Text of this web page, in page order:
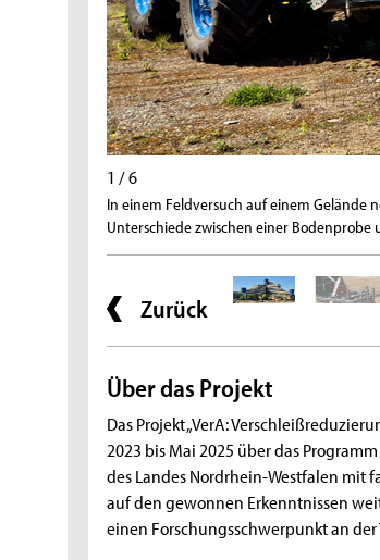
1 / 6
In einem Feldversuch auf einem Gelände
Unterschiede zwischen einer Bodenprobe
Zurück
Über das Projekt
Das Projekt „VerA:
2023 bis Mai 2025 über das
des Landes Nordrhein-Westfalen mit
auf den gewonnen Erkenntnissen
einen Forschungsschwerpunkt an